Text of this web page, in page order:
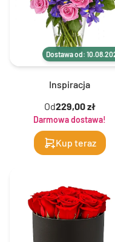
Dostawa od:
Inspiracja
Od229,00 zł
Darmowa dostawa!
Kup teraz